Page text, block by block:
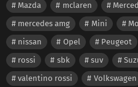
Mazda
mclaren
mercedes amg
Mini
nissan
Opel Peugeot
rossi
sbk suv
valentino rossi
Volkswagen